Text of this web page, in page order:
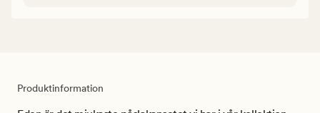
Produktinformation